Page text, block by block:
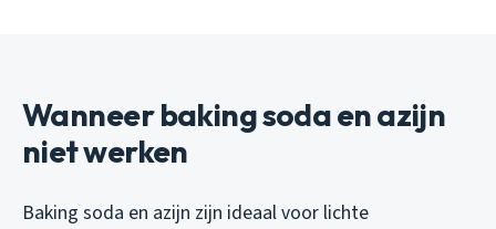
Wanneer baking soda en azijn
niet werken
Baking soda en azijn zijn ideaal voor lichte